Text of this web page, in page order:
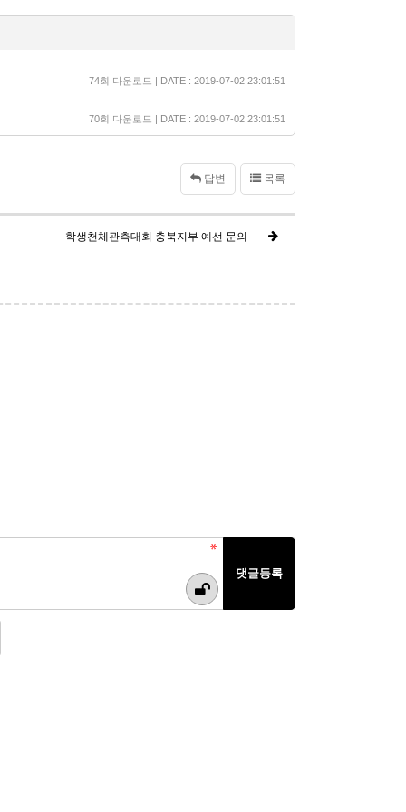
74회 다운로드 | DATE : 2019-07-02 23:01:51
70회 다운로드 | DATE : 2019-07-02 23:01:51
답변 목록
학생천체관측대회 충북지부 예선 문의